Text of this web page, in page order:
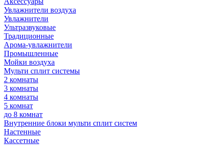
Увлажнители воздуха
Увлажнители
Ультразвуковые
Традиционные
Арома-увлажнители
Промышленные
Мойки воздуха
Мульти сплит системы
2 комнаты
3 комнаты
4 комнаты
5 комнат
до 8 комнат
Внутренние блоки мульти сплит систем
Настенные
Кассетные